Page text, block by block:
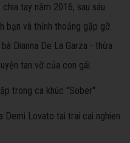
tay năm 2016, sau sáu
bạn và thỉnh thoảng gặp gỡ.
Dianna De La Garza - thừa
tan vỡ của con gái.
trong ca khúc "Sober"